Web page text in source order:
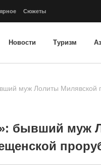
Сюжеты
Новости Туризм
муж Лолиты Милявской
бывший муж